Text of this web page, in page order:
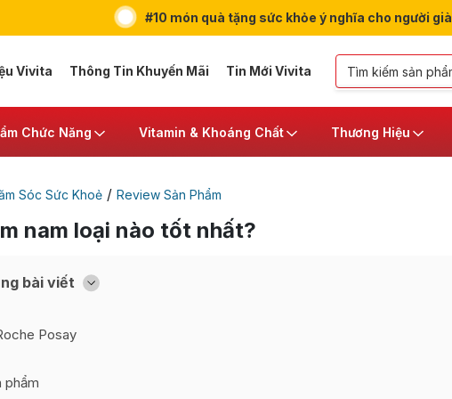
#10 món quà tặng sức khỏe ý nghĩa cho người già
Vivita Thông Tin Khuyến Mãi Tin Mới Vivita
Chức Năng Vitamin & Khoáng Chất Thương Hiệu
Sóc Sức Khoẻ / Review Sản Phẩm
nam loại nào tốt nhất?
bài viết [
Ẩn
Posay
phẩm